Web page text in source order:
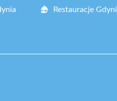
Restauracje